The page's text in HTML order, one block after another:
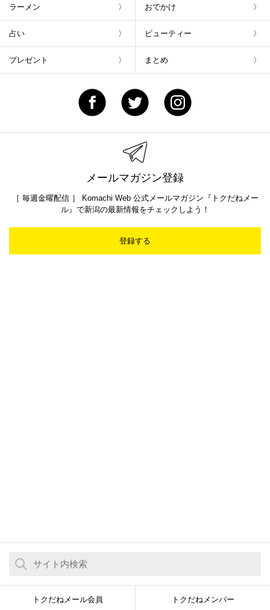
ラーメン おでかけ
占い ビューティー
プレゼント まとめ
メールマガジン登録
［ 毎週金曜配信 ］ Komachi Web 公式メールマガジン『トクだねメー
ル』で新潟の最新情報をチェックしよう！
登録する
トクだねメール会員 トクだねメンバー